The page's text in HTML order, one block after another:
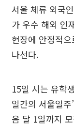
서울 체류 외국
가 우수 해외 인
현장에 안정적
나선다.
15일 시는 유학
일간의 서울일
음 달 1일까지